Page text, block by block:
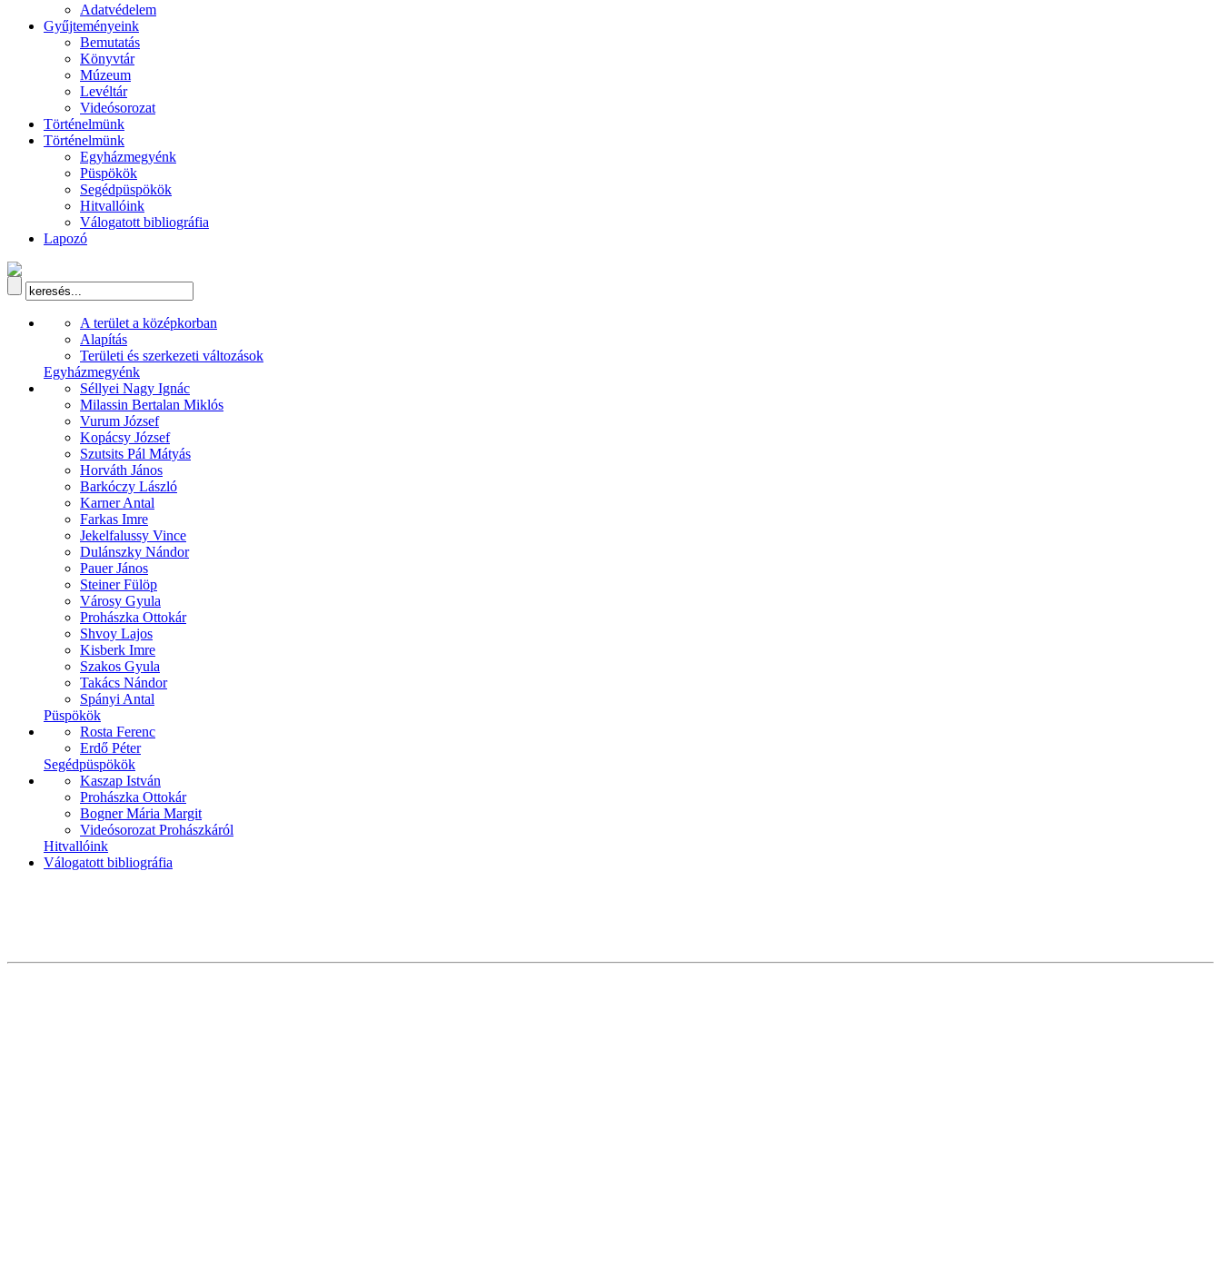
Adatvédelem
Gyűjteményeink
Bemutatás
Könyvtár
Múzeum
Levéltár
Videósorozat
Történelmünk
Történelmünk
Egyházmegyénk
Püspökök
Segédpüspökök
Hitvallóink
Válogatott bibliográfia
Lapozó
A terület a középkorban
Alapítás
Területi és szerkezeti változások
Egyházmegyénk
Séllyei Nagy Ignác
Milassin Bertalan Miklós
Vurum József
Kopácsy József
Szutsits Pál Mátyás
Horváth János
Barkóczy László
Karner Antal
Farkas Imre
Jekelfalussy Vince
Dulánszky Nándor
Pauer János
Steiner Fülöp
Városy Gyula
Prohászka Ottokár
Shvoy Lajos
Kisberk Imre
Szakos Gyula
Takács Nándor
Spányi Antal
Püspökök
Rosta Ferenc
Erdő Péter
Segédpüspökök
Kaszap István
Prohászka Ottokár
Bogner Mária Margit
Videósorozat Prohászkáról
Hitvallóink
Válogatott bibliográfia